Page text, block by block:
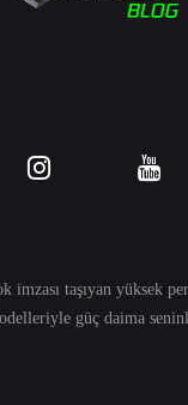
imzası taşıyan yüksek
güç daima